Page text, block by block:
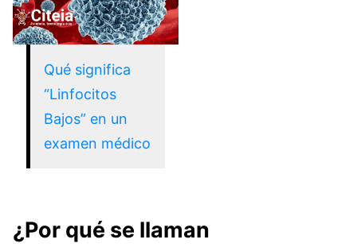
Qué significa
“Linfocitos
Bajos” en un
examen médico
¿Por qué se llaman